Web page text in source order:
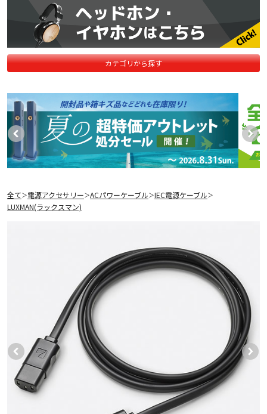
カテゴリから探す
全て＞電源アクセサリー＞ACパワーケーブル＞IEC電源ケーブル＞
LUXMAN(ラックスマン)